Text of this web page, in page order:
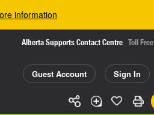
information
Alberta Supports Contact Centre Toll Free
Guest Account Sign In